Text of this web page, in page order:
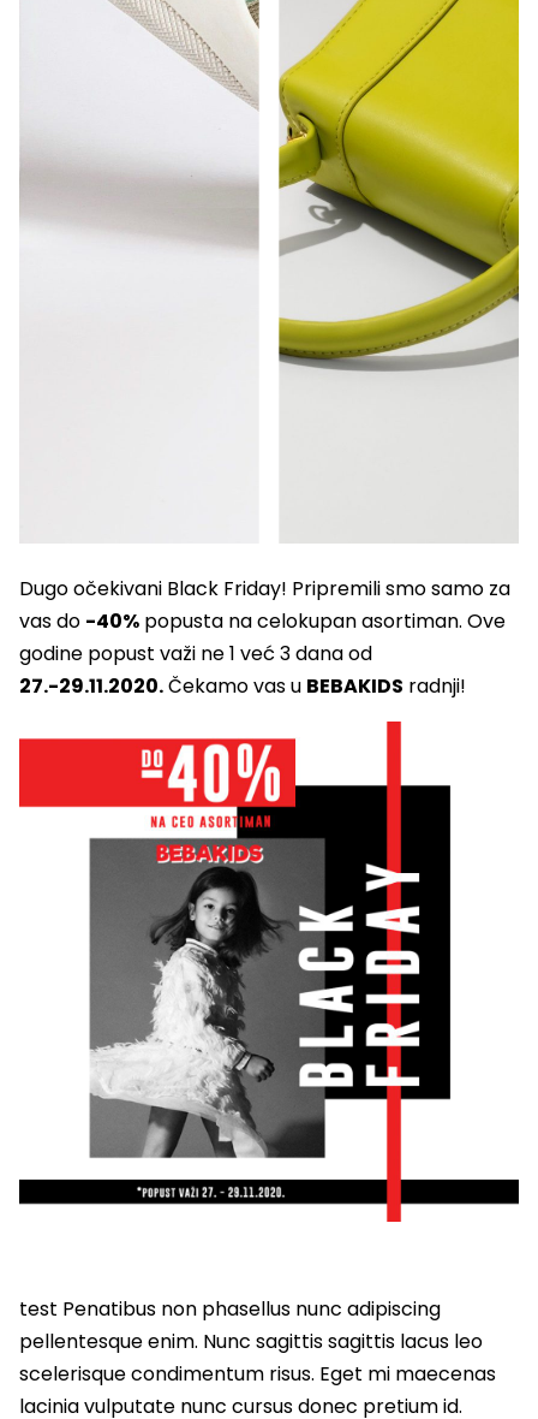
Dugo očekivani Black Friday! Pripremili smo samo za
vas do -40% popusta na celokupan asortiman. Ove
godine popust važi ne 1 već 3 dana od
27.-29.11.2020.Čekamo vas u BEBAKIDS radnji!
test Penatibus non phasellus nunc adipiscing
pellentesque enim. Nunc sagittis sagittis lacus leo
scelerisque condimentum risus. Eget mi maecenas
lacinia vulputate nunc cursus donec pretium id.